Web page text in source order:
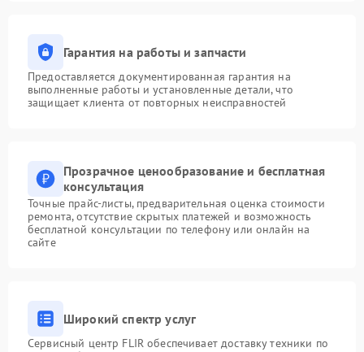
Гарантия на работы и запчасти
Предоставляется документированная гарантия на
выполненные работы и установленные детали, что
защищает клиента от повторных неисправностей
Прозрачное ценообразование и бесплатная
консультация
Точные прайс-листы, предварительная оценка стоимости
ремонта, отсутствие скрытых платежей и возможность
бесплатной консультации по телефону или онлайн на
сайте
Широкий спектр услуг
Сервисный центр FLIR обеспечивает доставку техники по